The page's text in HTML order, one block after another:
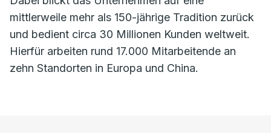
mittlerweile mehr als 150-jährige Tradition zurück
und bedient circa 30 Millionen Kunden weltweit.
Hierfür arbeiten rund 17.000 Mitarbeitende an
zehn Standorten in Europa und China.